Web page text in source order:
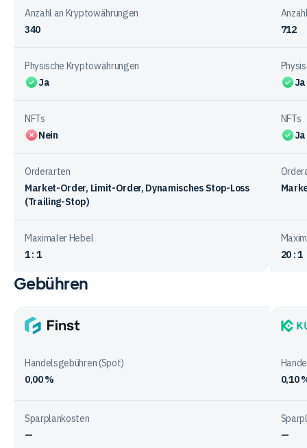
Anzahl an Kryptowährungen
340
712
Physische Kryptowährungen
Ja
Ja
NFTs
Nein
NFTs
Ja
Orderarten
Market-Order, Limit-Order, Dynamisches Stop-Loss
(Trailing-Stop)
Maximaler Hebel
1 : 1
20 : 1
Vergleichstabelle
Handelsangebot
bei
Anbietern
Gebühren
Handelsgebühren (Spot)
0,00 %
0,10
Sparplankosten
—
—